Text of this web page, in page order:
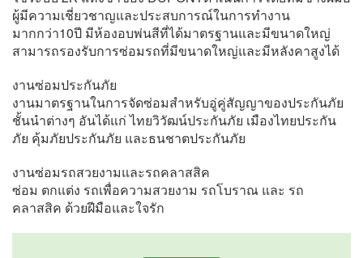
ผู้มีความเชี่ยวชาญและประสบการณ์ในการทำงาน
มากกว่า10ปี มีห้องอบพ่นสีที่ได้มาตรฐานและมีขนาดใหญ่
สามารถรองรับการซ่อมรถที่มีขนาดใหญ่และมีหลังคาสูงได้
งานซ่อมประกันภัย
งานมาตรฐานในการจัดซ่อมสำหรับอู่คู่สัญญาของประกันภัย
ชั้นนำต่างๆ อันได้แก่ ไทยวิวัฒน์ประกันภัย เมืองไทยประกัน
ภัย คุ้มภัยประกันภัย และธนชาตประกันภัย
งานซ่อมรถสวยงามและรถคลาสสิค
ซ่อม ตกแต่ง รถเพื่อความสวยงาม รถโบราณ และ รถ
คลาสสิค ด้วยฝีมือและใจรัก